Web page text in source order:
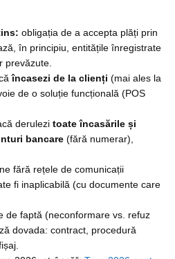
obligația de a accepta plăți prin
în principiu, entitățile înregistrate
prevăzute.
încasezi de la clienți (mai ales la
de o soluție funcțională (POS
derulezi toate încasările și
bancare (fără numerar),
fără rețele de comunicații
fi inaplicabilă (cu documente care
de faptă (neconformare vs. refuz
dovada: contract, procedură